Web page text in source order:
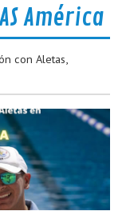
América
con Aletas,